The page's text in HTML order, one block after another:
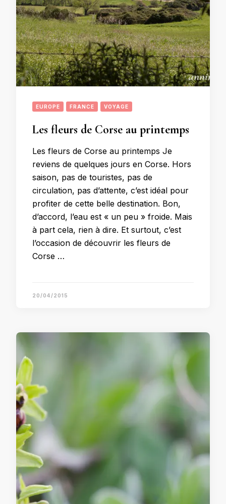
EUROPE FRANCE VOYAGE
Les fleurs de Corse au printemps
Les fleurs de Corse au printemps Je
reviens de quelques jours en Corse. Hors
saison, pas de touristes, pas de
circulation, pas d’attente, c’est idéal pour
profiter de cette belle destination. Bon,
d’accord, l’eau est « un peu » froide. Mais
à part cela, rien à dire. Et surtout, c’est
l’occasion de découvrir les fleurs de
Corse …
20/04/2015